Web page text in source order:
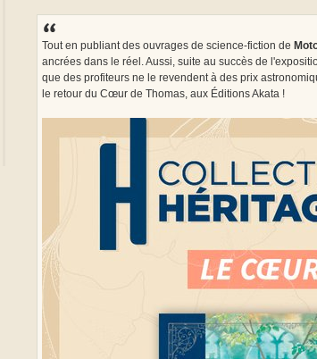
Tout en publiant des ouvrages de science-fiction de
ancrées dans le réel. Aussi, suite au succès de
que des profiteurs ne le revendent à des prix
le retour du Cœur de Thomas, aux Éditions Akata !